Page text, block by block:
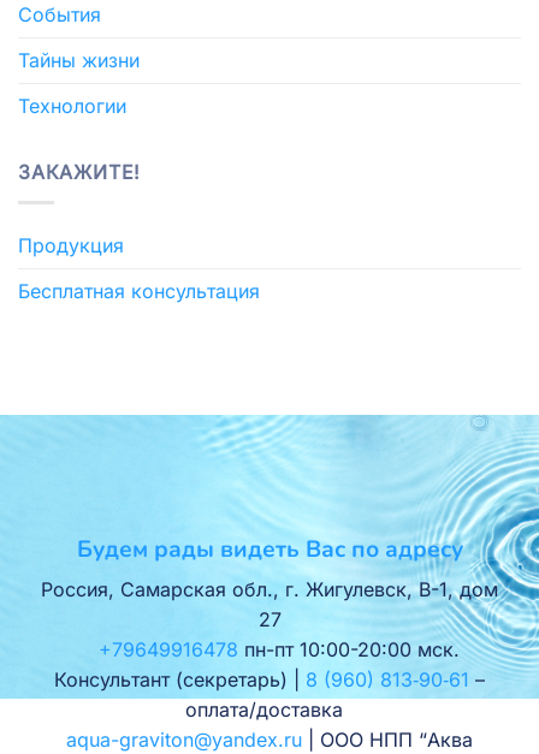
События
Тайны жизни
Технологии
ЗАКАЖИТЕ!
Продукция
Бесплатная консультация
Будем рады видеть Вас по адресу
Россия, Самарская обл., г. Жигулевск, В-1, дом
27
+79649916478 пн-пт 10:00-20:00 мск.
Консультант (секретарь) | 8 (960) 813‑90‑61 –
оплата/доставка
aqua-graviton@yandex.ru | ООО НПП “Аква